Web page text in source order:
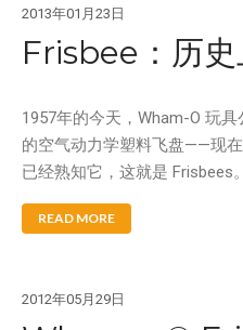
2013年01月23日
Frisbee：历
1957年的今天，Wham-O 玩
的空气动力学塑料飞盘——现
已经熟知它，这就是 Frisbees。
READ MORE
2012年05月29日